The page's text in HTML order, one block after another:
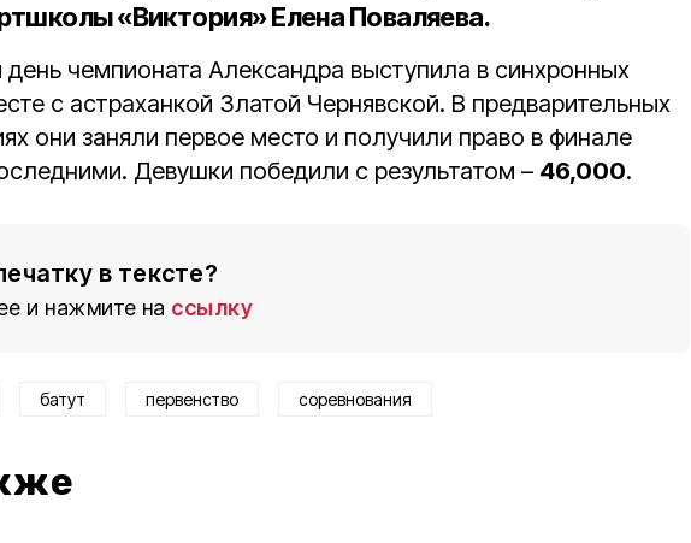
«Виктория» Елена Поваляева.
чемпионата Александра выступила в синхронных
с астраханкой Златой Чернявской. В предварительных
они заняли первое место и получили право в финале
Девушки победили с результатом – 46,000.
в тексте?
и нажмите на ссылку
батут первенство соревнования